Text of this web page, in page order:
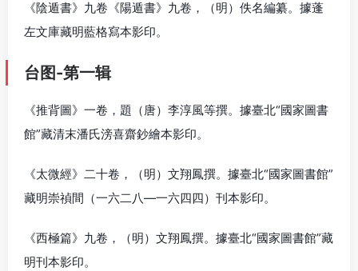
《陰遁書》九卷《陽遁書》九卷，（明）佚名編纂。據蓬
左文庫藏明藍格寫本影印。
台图-第一辑
《推背圖》一卷，題（唐）李淳風等撰。據臺北“國家圖書
館”藏清末潘氏滂喜齋鈔繪本影印。
《太微經》二十卷，（明）文翔鳳撰。據臺北“國家圖書館”
藏明崇禎間（一六二八—一六四四）刊本影印。
《西極篇》九卷，（明）文翔鳳撰。據臺北“國家圖書館”藏
明刊本影印。